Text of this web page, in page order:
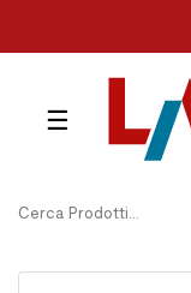
navigazione
☰